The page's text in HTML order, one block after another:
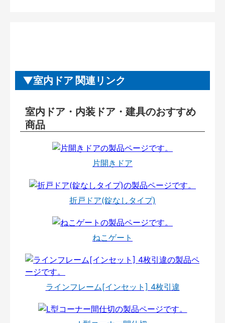
室内ドア 関連リンク
室内ドア・内装ドア・建具のおすすめ
商品
片開きドア
折戸ドア(錠なしタイプ)
ねこゲート
ラインフレーム[インセット] 4枚引違